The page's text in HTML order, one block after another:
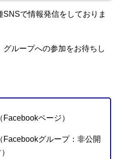
で情報発信をしておりま
ループへの参加をお待ちし
（Facebookページ）
（Facebookグループ：非公開